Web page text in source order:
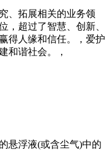
、拓展相关的业务领
，超过了智慧、创新、
得人缘和信任。，爱护
和谐社会。，
悬浮液(或含尘气)中的